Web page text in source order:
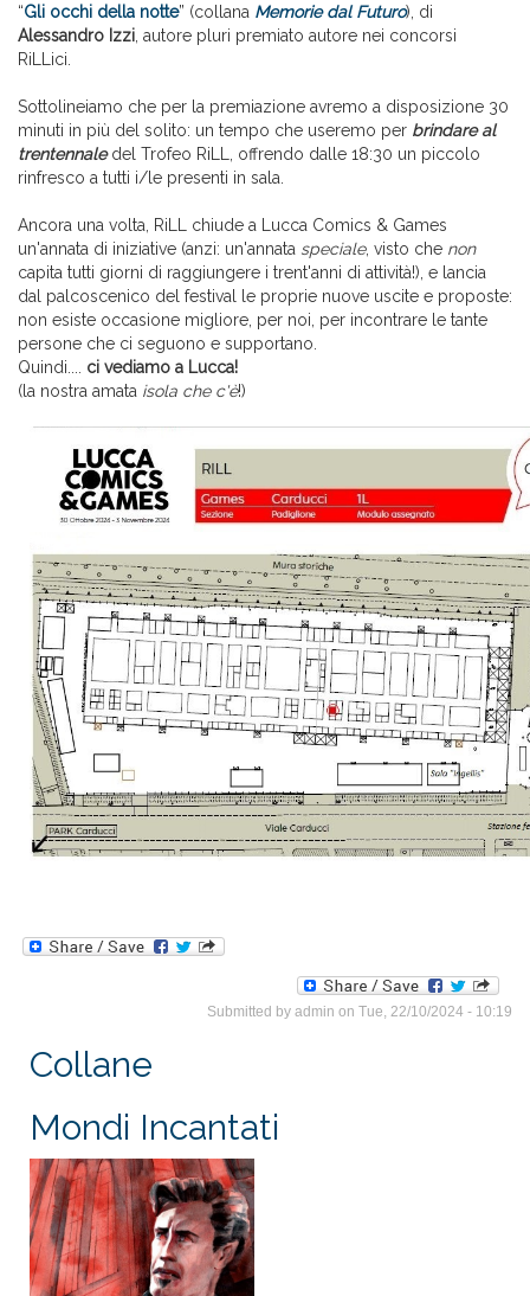
“Gli occhi della notte” (collana Memorie dal Futuro), di
Alessandro Izzi , autore pluri premiato autore nei concorsi
RiLLici.
Sottolineiamo che per la premiazione avremo a disposizione 30
minuti in più del solito: un tempo che useremo per brindare al
trentennaledel Trofeo RiLL, offrendo dalle 18:30 un piccolo
rinfresco a tutti i/le presenti in sala.
Ancora una volta, RiLL chiude a Lucca Comics & Games
un'annata di iniziative (anzi: un'annata speciale, visto che non
capita tutti giorni di raggiungere i trent'anni di attività!), e lancia
dal palcoscenico del festival le proprie nuove uscite e proposte:
non esiste occasione migliore, per noi, per incontrare le tante
persone che ci seguono e supportano.
Quindi.... ci vediamo a Lucca!
(la nostra amata isola che c'è!)
Submitted by admin on Tue, 22/10/2024 - 10:19
Collane
Mondi Incantati